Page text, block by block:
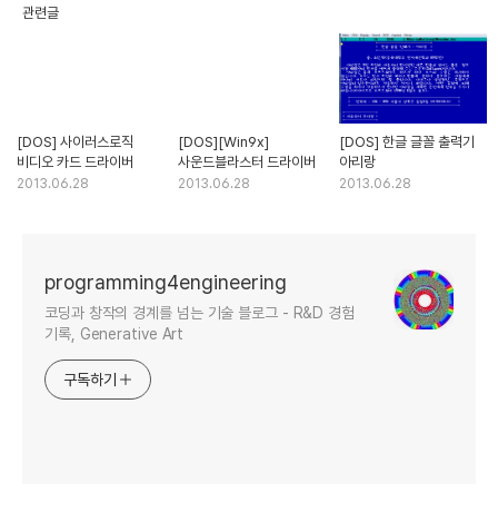
관련글
[DOS] 사이러스로직
비디오 카드 드라이버
2013.06.28
[DOS][Win9x]
사운드블라스터 드라이버
2013.06.28
[DOS] 한글 글꼴 출력기
아리랑
2013.06.28
programming4engineering
코딩과 창작의 경계를 넘는 기술 블로그 - R&D 경험
기록, Generative Art
구독하기